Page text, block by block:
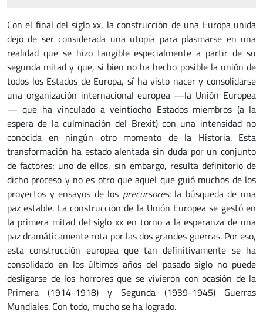
Con el final del siglo xx, la construcción de una Europa unida
dejó de ser considerada una utopía para plasmarse en una
realidad que se hizo tangible especialmente a partir de su
segunda mitad y que, si bien no ha hecho posible la unión de
todos los Estados de Europa, sí ha visto nacer y consolidarse
una organización internacional europea —la Unión Europea
— que ha vinculado a veintiocho Estados miembros (a la
espera de la culminación del Brexit) con una intensidad no
conocida en ningún otro momento de la Historia. Esta
transformación ha estado alentada sin duda por un conjunto
de factores; uno de ellos, sin embargo, resulta definitorio de
dicho proceso y no es otro que aquel que guió muchos de los
proyectos y ensayos de los precursores: la búsqueda de una
paz estable. La construcción de la Unión Europea se gestó en
la primera mitad del siglo xx en torno a la esperanza de una
paz dramáticamente rota por las dos grandes guerras. Por eso,
esta construcción europea que tan definitivamente se ha
consolidado en los últimos años del pasado siglo no puede
desligarse de los horrores que se vivieron con ocasión de la
Primera (1914-1918) y Segunda (1939-1945) Guerras
Mundiales. Con todo, mucho se ha logrado.